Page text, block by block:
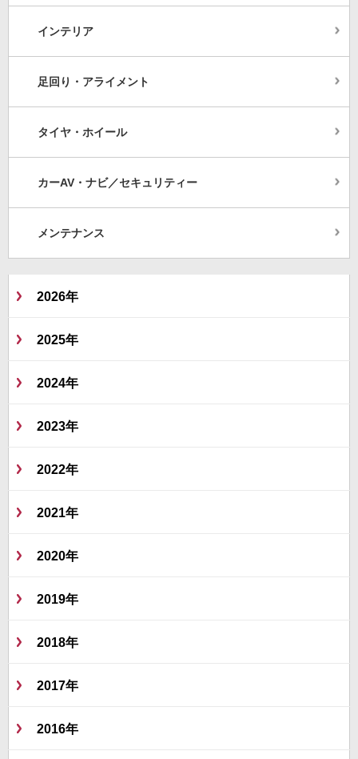
インテリア
足回り・アライメント
タイヤ・ホイール
カーAV・ナビ／セキュリティー
メンテナンス
2026年
2025年
2024年
2023年
2022年
2021年
2020年
2019年
2018年
2017年
2016年